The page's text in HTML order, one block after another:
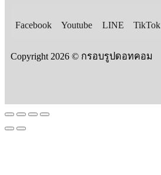
Facebook Youtube LINE TikTok
Copyright 2026 © กรอบรูปดอทคอม